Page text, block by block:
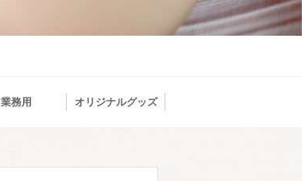
業務用 オリジナルグッズ